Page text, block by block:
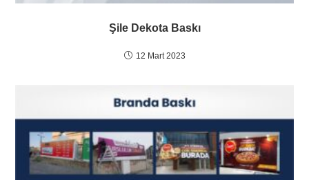
Şile Dekota Baskı
12 Mart 2023